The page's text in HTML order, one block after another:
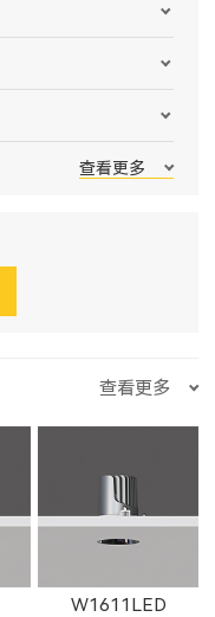
查看更多
查看更多
W1611LED